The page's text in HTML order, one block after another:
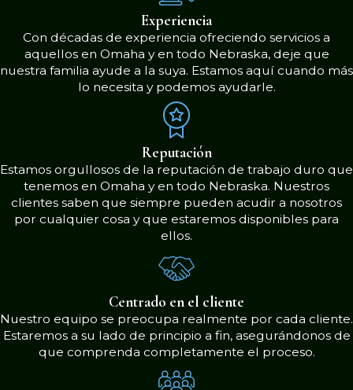
la discapacidad. En los casos más
graves, la negligencia médica puede
ser inclusofatal.
En Carlson & Blakeman, LLP, sabemos
el impacto que el error de un médico,
cirujano u hospital puede tener en su
vida. Nuestros abogados luchan
incesablemente, no solo para
responsabilizar a estos proveedores
médicos negligentes, sino también
para ayudarle a usted a recibir los
recursos monetarios que necesita
para obtener la atención y el cuidado
médicoadecuadoque necesitapara
curarse y recuperarse.
Experiencia
Con décadas de experiencia ofreciendo servicios a
aquellos en Omaha y en todo Nebraska, deje que
nuestra familia ayude a la suya. Estamos aquí cuando más
lo necesita y podemos ayudarle.
Reputación
Estamos orgullosos de la reputación de trabajo duro que
tenemos en Omaha y en todo Nebraska. Nuestros
clientes saben que siempre pueden acudir a nosotros
por cualquier cosa y que estaremos disponibles para
ellos.
Centrado en el cliente
Nuestro equipo se preocupa realmente por cada cliente.
Estaremos a su lado de principio a fin, asegurándonos de
que comprenda completamente el proceso.